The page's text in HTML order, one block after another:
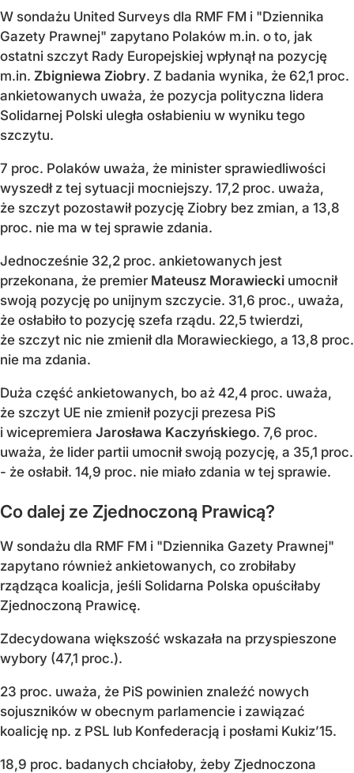
W sondażu United Surveys dla RMF FM i "Dziennika
Gazety Prawnej" zapytano Polaków m.in. o to, jak
ostatni szczyt Rady Europejskiej wpłynął na pozycję
m.in. Zbigniewa Ziobry. Z badania wynika, że 62,1 proc.
ankietowanych uważa, że pozycja polityczna lidera
Solidarnej Polski uległa osłabieniu w wyniku tego
szczytu.
7 proc. Polaków uważa, że minister sprawiedliwości
wyszedł z tej sytuacji mocniejszy. 17,2 proc. uważa,
że szczyt pozostawił pozycję Ziobry bez zmian, a 13,8
proc. nie ma w tej sprawie zdania.
Jednocześnie 32,2 proc. ankietowanych jest
przekonana, że premier Mateusz Morawiecki umocnił
swoją pozycję po unijnym szczycie. 31,6 proc., uważa,
że osłabiło to pozycję szefa rządu. 22,5 twierdzi,
że szczyt nic nie zmienił dla Morawieckiego, a 13,8 proc.
nie ma zdania.
Duża część ankietowanych, bo aż 42,4 proc. uważa,
że szczyt UE nie zmienił pozycji prezesa PiS
i wicepremiera Jarosława Kaczyńskiego. 7,6 proc.
uważa, że lider partii umocnił swoją pozycję, a 35,1 proc.
- że osłabił. 14,9 proc. nie miało zdania w tej sprawie.
Co dalej ze Zjednoczoną Prawicą?
W sondażu dla RMF FM i "Dziennika Gazety Prawnej"
zapytano również ankietowanych, co zrobiłaby
rządząca koalicja, jeśli Solidarna Polska opuściłaby
Zjednoczoną Prawicę.
Zdecydowana większość wskazała na przyspieszone
wybory (47,1 proc.).
23 proc. uważa, że PiS powinien znaleźć nowych
sojuszników w obecnym parlamencie i zawiązać
koalicję np. z PSL lub Konfederacją i posłami Kukiz’15.
18,9 proc. badanych chciałoby, żeby Zjednoczona